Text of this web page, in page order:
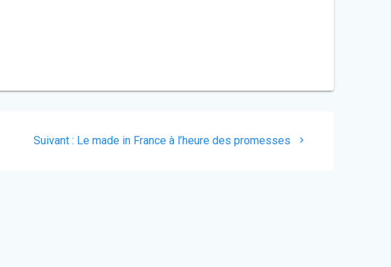
Suivant : Article
Le made in France à l’heure des promesses